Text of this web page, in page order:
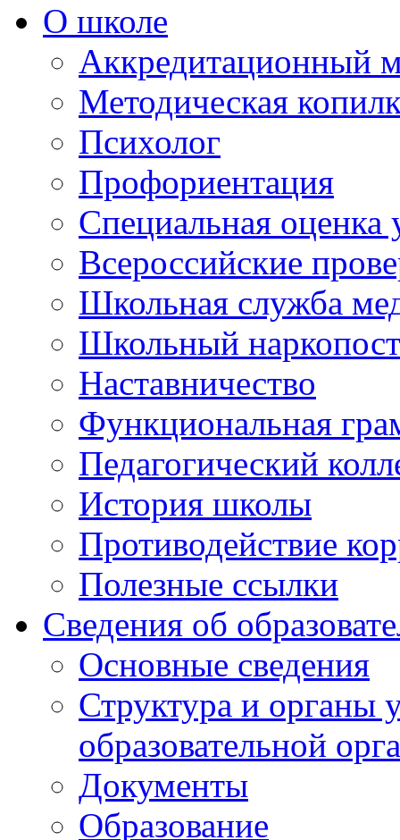
О школе
Аккредитационный
Методическая
Психолог
Профориентация
Специальная оценка
Всероссийские
Школьная служба
Школьный наркопост
Наставничество
Функциональная
Педагогический
История школы
Противодействие
Полезные ссылки
Сведения об
Основные сведения
Структура и органы
образовательной
Документы
Образование